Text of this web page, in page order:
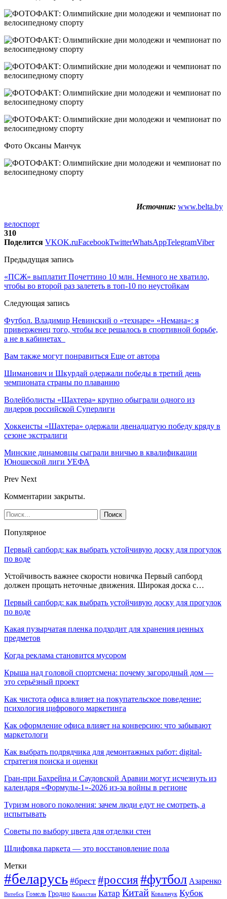
Фото Оксаны Манчук
Источник: www.belta.by
велоспорт
310
Поделится VKOK.ruFacebookTwitterWhatsAppTelegramViber
Предыдущая запись
«ПСЖ» выплатит Почеттино 10 млн. Немного не хватило,
чтобы во второй раз залететь в топ-10 по неустойкам
Следующая запись
Футбол. Владимир Невинский о «технаре» «Немана»: я
приверженец того, чтобы все решалось в спортивной борьбе,
а не в кабинетах
Вам также могут понравиться Еще от автора
Шиманович и Шкурдай одержали победы в третий день
чемпионата страны по плаванию
Волейболисты «Шахтера» крупно обыграли одного из
лидеров российской Суперлиги
Хоккеисты «Шахтера» одержали двенадцатую победу кряду в
сезоне экстралиги
Минские динамовцы сыграли вничью в квалификации
Юношеской лиги УЕФА
Prev Next
Комментарии закрыты.
Популярное
Первый сапборд: как выбрать устойчивую доску для прогулок
по воде
Устойчивость важнее скорости новичка Первый сапборд
должен прощать неточные движения. Широкая доска с…
Первый сапборд: как выбрать устойчивую доску для прогулок
по воде
Какая пузырчатая пленка подходит для хранения ценных
предметов
Когда реклама становится мусором
Крыша над головой спортсмена: почему загородный дом —
это серьёзный проект
Как чистота офиса влияет на покупательское поведение:
психология цифрового маркетинга
Как оформление офиса влияет на конверсию: что забывают
маркетологи
Как выбрать подрядчика для демонтажных работ: digital-
стратегия поиска и оценки
Гран-при Бахрейна и Саудовской Аравии могут исчезнуть из
календаря «Формулы-1»-2026 из-за войны в регионе
Туризм нового поколения: зачем люди едут не смотреть, а
испытывать
Советы по выбору цвета для отделки стен
Шлифовка паркета — это восстановление пола
Метки
#беларусь #брест #россия#футбол Азаренко
Витебск Гомель Гродно Казахстан Катар Китай Ковальчук Кубок